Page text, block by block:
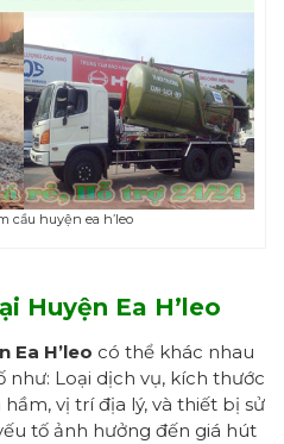
cầu huyện ea h’leo
Huyện Ea H’leo
Ea H’leo có thể khác nhau
như: Loại dịch vụ, kích thước
vị trí địa lý, và thiết bị sử
tố ảnh hưởng đến giá hút